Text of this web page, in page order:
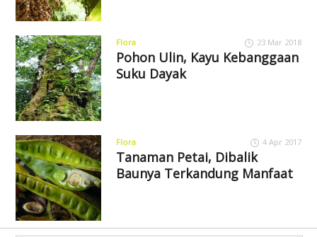
Flora 23 Mar 2018
Pohon Ulin, Kayu Kebanggaan
Suku Dayak
Flora 4 Apr 2017
Tanaman Petai, Dibalik
Baunya Terkandung Manfaat